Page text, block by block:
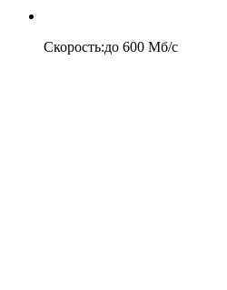
Скорость:до 600 Мб/c